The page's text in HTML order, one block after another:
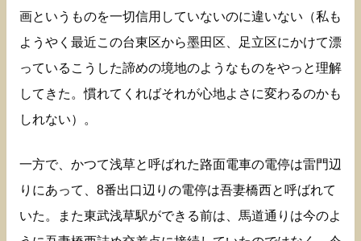
画というものを一切信用していないのに違いない（私も
ようやく最近この台東区から墨田区、足立区にかけて漂
っているこうした諦めの境地のようなものをやっと理解
してきた。慣れてくればそれが心地よさに変わるのかも
しれない）。
一方で、かつて浅草と呼ばれた路面電車の電停は雷門辺
りにあって、8番出口辺りの電停は吾妻橋西と呼ばれて
いた。また東武浅草駅ができる前は、馬道通りは今のよ